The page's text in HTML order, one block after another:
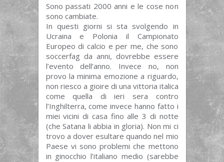
Sono passati 2000 anni e le cose non
sono cambiate.
In questi giorni si sta svolgendo in
Ucraina e Polonia il Campionato
Europeo di calcio e per me, che sono
soccerfag da anni, dovrebbe essere
l’evento dell’anno. Invece no, non
provo la minima emozione a riguardo,
non riesco a gioire di una vittoria italica
come quella di ieri sera contro
l’Inghilterra, come invece hanno fatto i
miei vicini di casa fino alle 3 di notte
(che Satana li abbia in gloria). Non mi ci
trovo a dover esultare quando nel mio
Paese vi sono problemi che mettono
in ginocchio l’italiano medio (sarebbe